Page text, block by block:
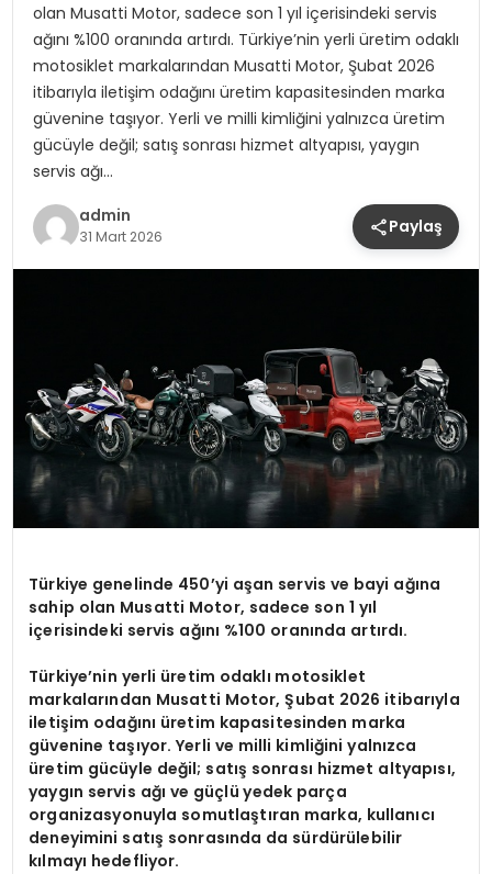
olan Musatti Motor, sadece son 1 yıl içerisindeki servis
ağını %100 oranında artırdı. Türkiye’nin yerli üretim odaklı
motosiklet markalarından Musatti Motor, Şubat 2026
itibarıyla iletişim odağını üretim kapasitesinden marka
güvenine taşıyor. Yerli ve milli kimliğini yalnızca üretim
gücüyle değil; satış sonrası hizmet altyapısı, yaygın
servis ağı…
admin
31 Mart 2026 Paylaş
Türkiye genelinde 450’yi aşan servis ve bayi ağına
sahip olan Musatti Motor, sadece son 1 yıl
içerisindeki servis ağını %100 oranında artırdı.
Türkiye’nin yerli üretim odaklı motosiklet
markalarından Musatti Motor, Şubat 2026 itibarıyla
iletişim odağını üretim kapasitesinden marka
güvenine taşıyor. Yerli ve milli kimliğini yalnızca
üretim gücüyle değil; satış sonrası hizmet altyapısı,
yaygın servis ağı ve güçlü yedek parça
organizasyonuyla somutlaştıran marka, kullanıcı
deneyimini satış sonrasında da sürdürülebilir
kılmayı hedefliyor.